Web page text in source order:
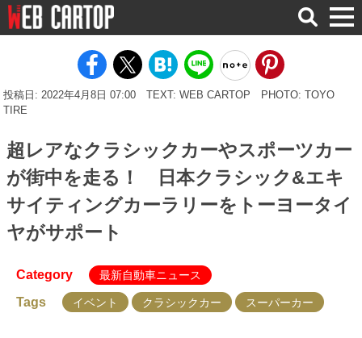
検
索
投稿日: 2022年4月8日 07:00 TEXT: WEB CARTOP
PHOTO: TOYO
TIRE
超レアなクラシックカーやスポーツカー
が街中を走る！ 日本クラシック&エキ
サイティングカーラリーをトーヨータイ
ヤがサポート
Category 最新自動車ニュース
Tags イベント クラシックカー スーパーカー